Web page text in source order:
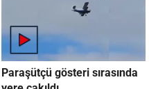
Paraşütçü gösteri sırasında